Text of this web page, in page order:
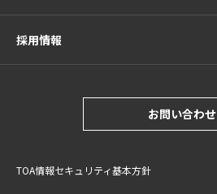
採用情報
お問い合わせ
TOA情報セキュリティ基本方針